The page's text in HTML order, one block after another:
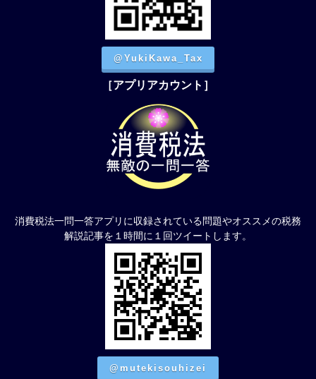
@YukiKawa_Tax
［アプリアカウント］
消費税法一問一答アプリに収録されている問題やオススメの税務
解説記事を１時間に１回ツイートします。
@mutekisouhizei